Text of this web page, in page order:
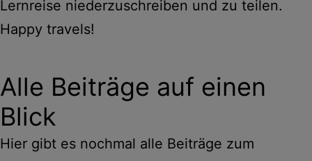
Lernreise niederzuschreiben und zu teilen.
Happy travels!
Alle Beiträge auf einen
Blick
Hier gibt es nochmal alle Beiträge zum